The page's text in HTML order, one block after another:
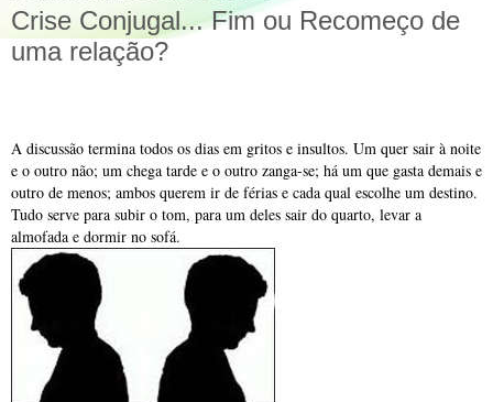
Crise Conjugal... Fim ou Recomeço de
uma relação?
A discussão termina todos os dias em gritos e insultos. Um quer sair à noite
e o outro não; um chega tarde e o outro zanga-se; há um que gasta demais e
outro de menos; ambos querem ir de férias e cada qual escolhe um destino.
Tudo serve para subir o tom, para um deles sair do quarto, levar a
almofada e dormir no sofá.